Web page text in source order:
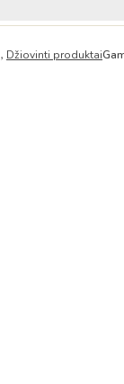
, Džiovinti produktai